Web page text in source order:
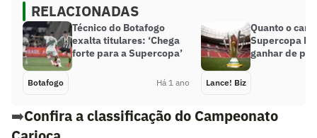
RELACIONADAS
Técnico do Botafogo
exalta titulares: ‘Chega
forte para a Supercopa’
Botafogo Há 1 ano
Quanto o
Supercopa
ganhar de
Lance! Biz
➡️Confira a classificação do Campeonato